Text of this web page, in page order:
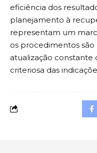
eficiência dos
planejamento à
representam um
os procedimentos são
atualização constante
criteriosa das